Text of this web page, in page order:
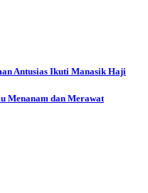
Antusias Ikuti Manasik Haji
Menanam dan Merawat